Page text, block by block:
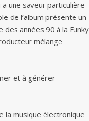
a une saveur particulière
de l’album présente un
des années 90 à la Funky
mélange
et à générer
la musique électronique